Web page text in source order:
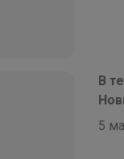
В
5